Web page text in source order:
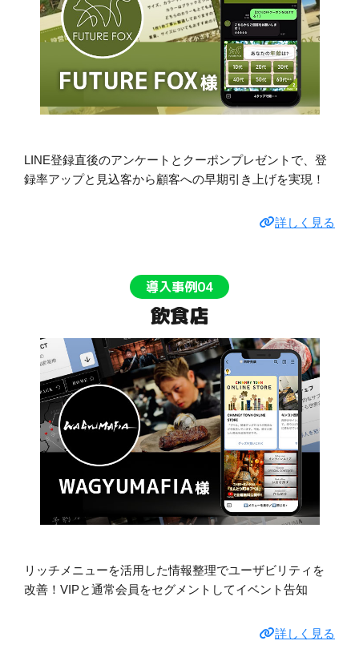
LINE登録直後のアンケートとクーポンプレゼントで、登
録率アップと見込客から顧客への早期引き上げを実現！
詳しく見る
導入事例04
飲食店
リッチメニューを活用した情報整理でユーザビリティを
改善！VIPと通常会員をセグメントしてイベント告知
詳しく見る